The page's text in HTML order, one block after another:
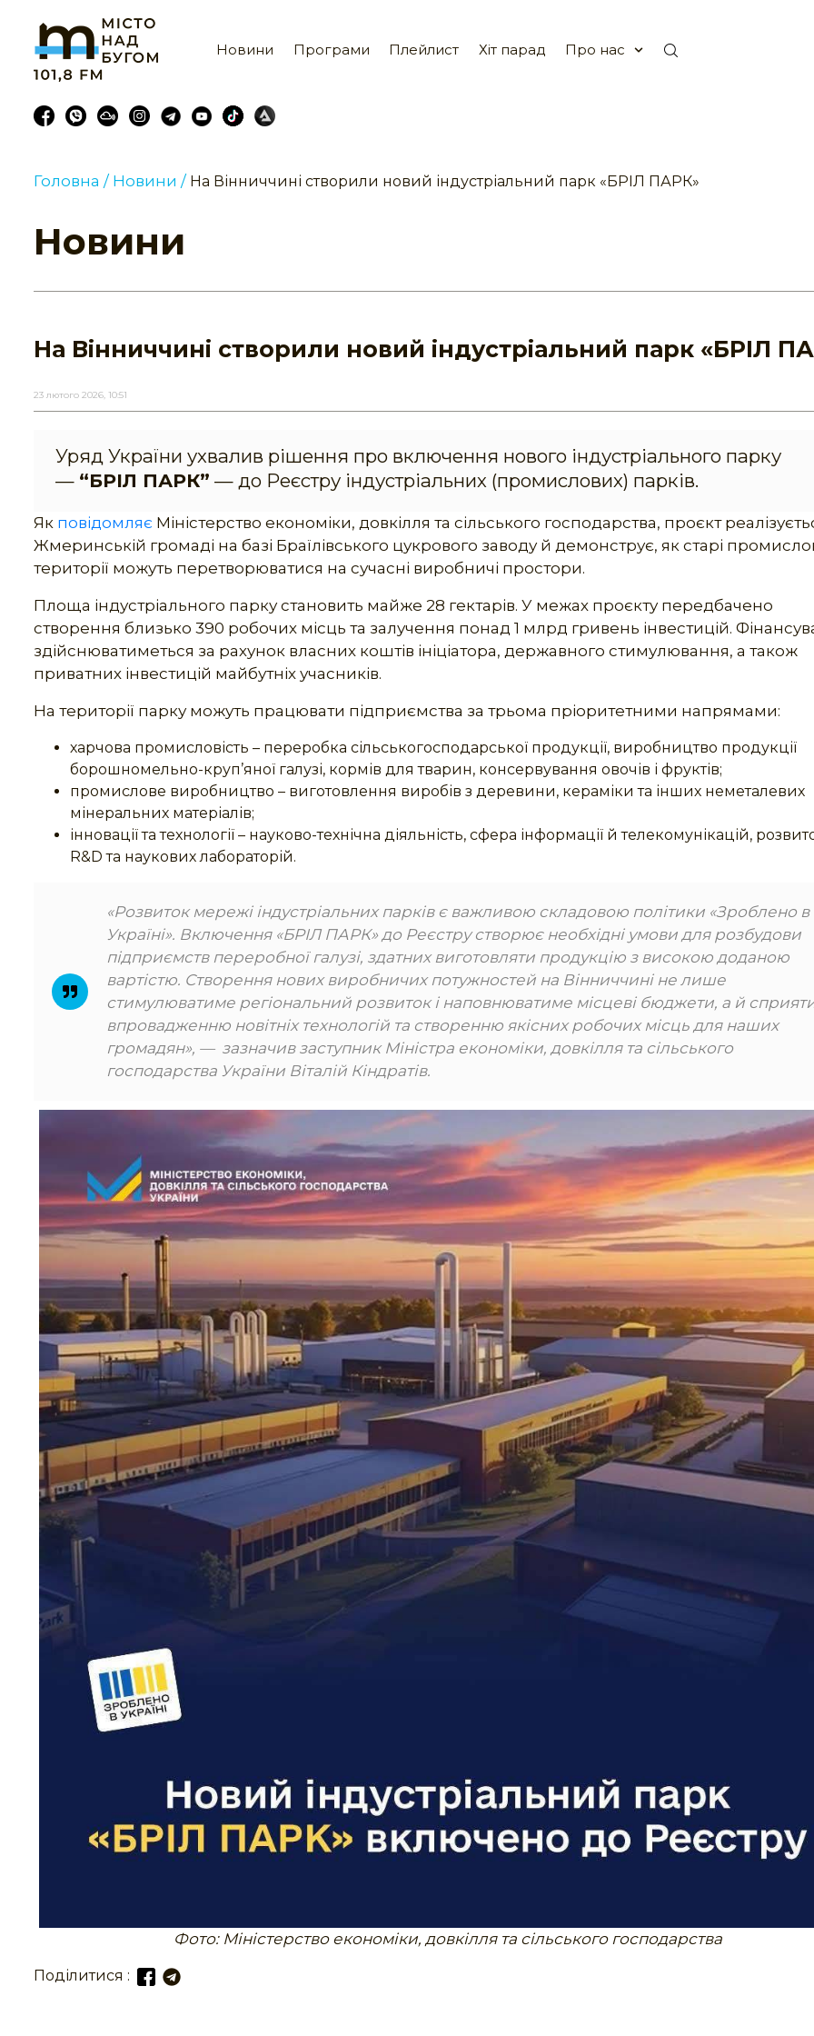
Новини Програми Плейлист Хіт парад Про нас
Головна / Новини / На Вінниччині створили новий індустріальний парк «БРІЛ ПАРК»
Новини
На Вінниччині створили новий індустріальний парк «БРІЛ
23 лютого 2026, 10:51
Уряд України ухвалив рішення про включення нового індустріального парку
— “БРІЛ ПАРК” — до Реєстру індустріальних (промислових) парків.
Як повідомляє Міністерство економіки, довкілля та сільського господарства, проєкт
Жмеринській громаді на базі Браїлівського цукрового заводу й демонструє, як старі
території можуть перетворюватися на сучасні виробничі простори.
Площа індустріального парку становить майже 28 гектарів. У межах проєкту передбачено
створення близько 390 робочих місць та залучення понад 1 млрд гривень інвестицій.
здійснюватиметься за рахунок власних коштів ініціатора, державного стимулювання, а також
приватних інвестицій майбутніх учасників.
На території парку можуть працювати підприємства за трьома пріоритетними напрямами:
харчова промисловість – переробка сільськогосподарської продукції, виробництво продукції
борошномельно-круп’яної галузі, кормів для тварин, консервування овочів і фруктів;
промислове виробництво – виготовлення виробів з деревини, кераміки та інших неметалевих
мінеральних матеріалів;
інновації та технології – науково-технічна діяльність, сфера інформації й телекомунікацій,
R&D та наукових лабораторій.
«Розвиток мережі індустріальних парків є важливою складовою політики «Зроблено в
Україні». Включення «БРІЛ ПАРК» до Реєстру створює необхідні умови для розбудови
підприємств переробної галузі, здатних виготовляти продукцію з високою доданою
вартістю. Створення нових виробничих потужностей на Вінниччині не лише
стимулюватиме регіональний розвиток і наповнюватиме місцеві бюджети, а й
впровадженню новітніх технологій та створенню якісних робочих місць для наших
громадян», — зазначив заступник Міністра економіки, довкілля та сільського
господарства України Віталій Кіндратів.
Фото: Міністерство економіки, довкілля та сільського господарства
Поділитися :